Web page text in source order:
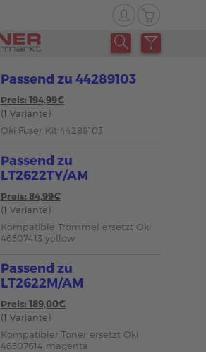
Passend zu 44289103
Preis: 194,99€
(1 Variante)
Oki Fuser Kit 44289103
Passend zu
LT2622TY/AM
Preis: 84,99€
(1 Variante)
Kompatible Trommel ersetzt Oki
46507413 yellow
Passend zu
LT2622M/AM
Preis: 189,00€
(1 Variante)
Kompatibler Toner ersetzt Oki
46507614 magenta